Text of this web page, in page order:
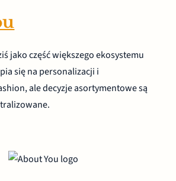
jako część większego ekosystemu
się na personalizacji i
ale decyzje asortymentowe są